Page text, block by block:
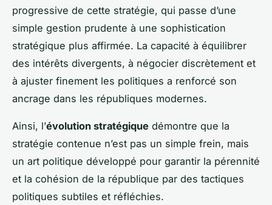
progressive de cette stratégie, qui passe d’une
simple gestion prudente à une sophistication
stratégique plus affirmée. La capacité à équilibrer
des intérêts divergents, à négocier discrètement et
à ajuster finement les politiques a renforcé son
ancrage dans les républiques modernes.
Ainsi, l’évolution stratégique démontre que la
stratégie contenue n’est pas un simple frein, mais
un art politique développé pour garantir la pérennité
et la cohésion de la république par des tactiques
politiques subtiles et réfléchies.